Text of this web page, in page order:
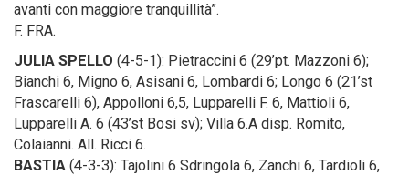
avanti con maggiore tranquillità”.
F. FRA.
JULIA SPELLO (4-5-1): Pietraccini 6 (29’pt. Mazzoni 6);
Bianchi 6, Migno 6, Asisani 6, Lombardi 6; Longo 6 (21’st
Frascarelli 6), Appolloni 6,5, Lupparelli F. 6, Mattioli 6,
Lupparelli A. 6 (43’st Bosi sv); Villa 6.A disp. Romito,
Colaianni. All. Ricci 6.
BASTIA (4-3-3): Tajolini 6 Sdringola 6, Zanchi 6, Tardioli 6,